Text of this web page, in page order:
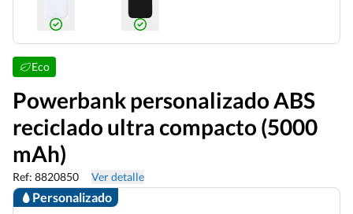
Eco
Powerbank personalizado ABS
reciclado ultra compacto (5000
mAh)
Ref: 8820850 Ver detalle
Personalizado